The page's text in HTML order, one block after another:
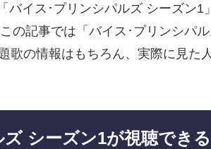
バイス･プリンシパルズ シーズン1
の記事では「バイス･プリンシパ
歌の情報はもちろん、実際に見た
シーズン1が視聴でき